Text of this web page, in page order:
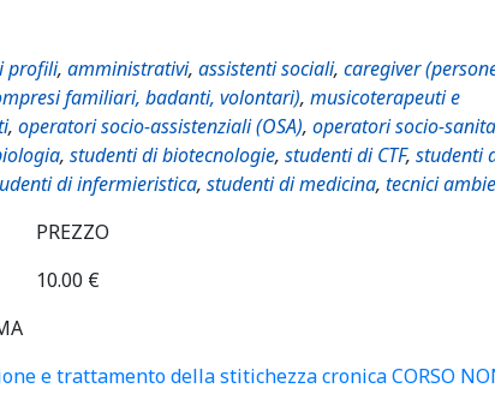
profili, amministrativi, assistenti sociali, caregiver
familiari, badanti, volontari), musicoterapeuti e
, operatori socio-assistenziali (OSA), operatori socio-
, studenti di biotecnologie, studenti di CTF, studenti
di infermieristica, studenti di medicina, tecnici
PREZZO
10.00 €
e trattamento della stitichezza cronica CORSO